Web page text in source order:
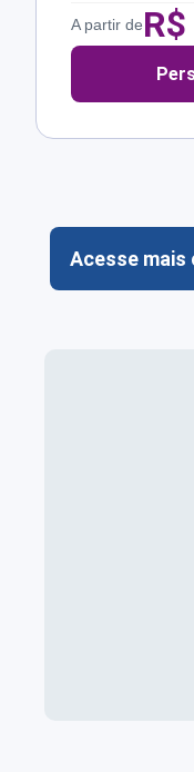
A partir deR$
Acesse mais